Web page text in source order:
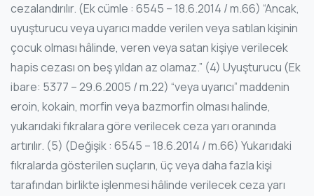
cezalandırılır. (Ek cümle : 6545 – 18.6.2014 / m.66) “Ancak,
uyuşturucu veya uyarıcı madde verilen veya satılan kişinin
çocuk olması hâlinde, veren veya satan kişiye verilecek
hapis cezası on beş yıldan az olamaz.” (4) Uyuşturucu (Ek
ibare: 5377 – 29.6.2005 / m.22) “veya uyarıcı” maddenin
eroin, kokain, morfin veya bazmorfin olması halinde,
yukarıdaki fıkralara göre verilecek ceza yarı oranında
artırılır. (5) (Değişik : 6545 – 18.6.2014 / m.66) Yukarıdaki
fıkralarda gösterilen suçların, üç veya daha fazla kişi
tarafından birlikte işlenmesi hâlinde verilecek ceza yarı